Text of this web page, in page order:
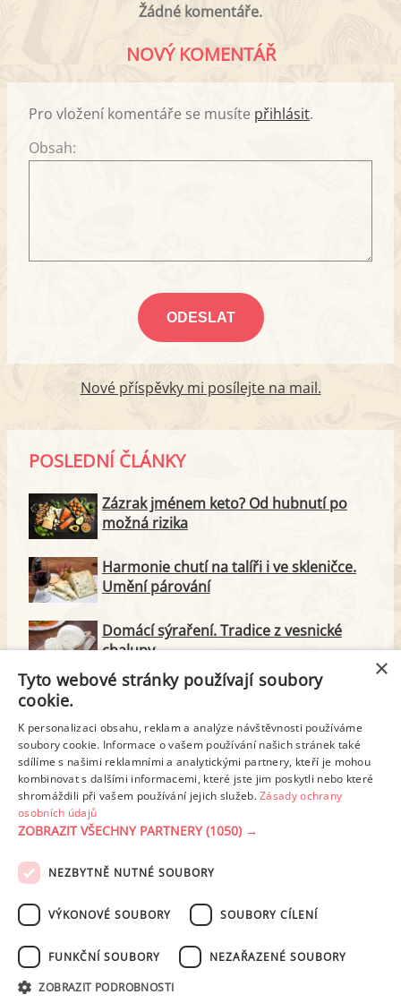
Žádné komentáře.
NOVÝ KOMENTÁŘ
Pro vložení komentáře se musíte přihlásit.
Obsah:
Nové příspěvky mi posílejte na mail.
POSLEDNÍ ČLÁNKY
Zázrak jménem keto? Od hubnutí po
možná rizika
Harmonie chutí na talíři i ve skleničce.
Umění párování
Domácí sýraření. Tradice z vesnické
chalupy
Majonéza jako královna teplé kuchyně
Proteinové svačinky za zlomek ceny.
Vyrobte si je doma
PODMÍNKY UŽITÍ ZÁSADY OCHRANY OSOBNÍCH ÚDAJŮ
NASTAVENÍ COOKIES
tohoto serveru je bez písemného souhlasu provozovatele zakázáno.
×
Tyto webové stránky používají soubory
cookie.
K personalizaci obsahu, reklam a analýze návštěvnosti používáme
soubory cookie. Informace o vašem používání našich stránek také
sdílíme s našimi reklamními a analytickými partnery, kteří je mohou
kombinovat s dalšími informacemi, které jste jim poskytli nebo které
shromáždili při vašem používání jejich služeb.Zásady ochrany
osobních údajů
ZOBRAZIT VŠECHNY PARTNERY(1050) →
NEZBYTNĚ NUTNÉ SOUBORY
VÝKONOVÉ SOUBORY SOUBORY CÍLENÍ
FUNKČNÍ SOUBORY NEZAŘAZENÉ SOUBORY
ZOBRAZIT PODROBNOSTI